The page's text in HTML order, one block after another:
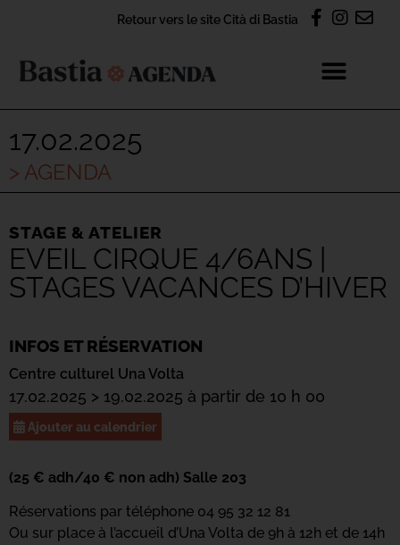
Retour vers le site Cità di Bastia
17.02.2025
> AGENDA
STAGE & ATELIER
EVEIL CIRQUE 4/6ANS |
STAGES VACANCES D’HIVER
INFOS ET RÉSERVATION
Centre culturel Una Volta
17.02.2025 > 19.02.2025 à partir de 10 h 00
Ajouter au calendrier
(25 € adh/40 € non adh) Salle 203
Réservations par téléphone 04 95 32 12 81
Ou sur place à l’accueil d’Una Volta de 9h à 12h et de 14h